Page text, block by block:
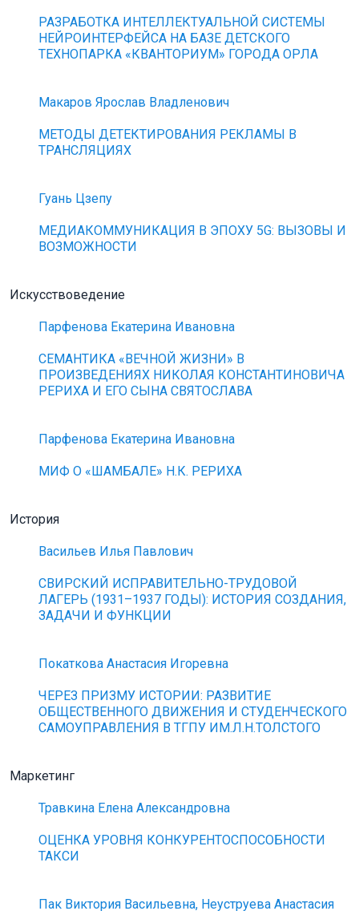
РАЗРАБОТКА ИНТЕЛЛЕКТУАЛЬНОЙ СИСТЕМЫ
НЕЙРОИНТЕРФЕЙСА НА БАЗЕ ДЕТСКОГО
ТЕХНОПАРКА «КВАНТОРИУМ» ГОРОДА ОРЛА
Макаров Ярослав Владленович
МЕТОДЫ ДЕТЕКТИРОВАНИЯ РЕКЛАМЫ В
ТРАНСЛЯЦИЯХ
Гуань Цзепу
МЕДИАКОММУНИКАЦИЯ В ЭПОХУ 5G: ВЫЗОВЫ И
ВОЗМОЖНОСТИ
Искусствоведение
Парфенова Екатерина Ивановна
СЕМАНТИКА «ВЕЧНОЙ ЖИЗНИ» В
ПРОИЗВЕДЕНИЯХ НИКОЛАЯ КОНСТАНТИНОВИЧА
РЕРИХА И ЕГО СЫНА СВЯТОСЛАВА
Парфенова Екатерина Ивановна
МИФ О «ШАМБАЛЕ» Н.К. РЕРИХА
История
Васильев Илья Павлович
СВИРСКИЙ ИСПРАВИТЕЛЬНО-ТРУДОВОЙ
ЛАГЕРЬ (1931–1937 ГОДЫ): ИСТОРИЯ СОЗДАНИЯ,
ЗАДАЧИ И ФУНКЦИИ
Покаткова Анастасия Игоревна
ЧЕРЕЗ ПРИЗМУ ИСТОРИИ: РАЗВИТИЕ
ОБЩЕСТВЕННОГО ДВИЖЕНИЯ И СТУДЕНЧЕСКОГО
САМОУПРАВЛЕНИЯ В ТГПУ ИМ.Л.Н.ТОЛСТОГО
Маркетинг
Травкина Елена Александровна
ОЦЕНКА УРОВНЯ КОНКУРЕНТОСПОСОБНОСТИ
ТАКСИ
Пак Виктория Васильевна, Неуструева Анастасия